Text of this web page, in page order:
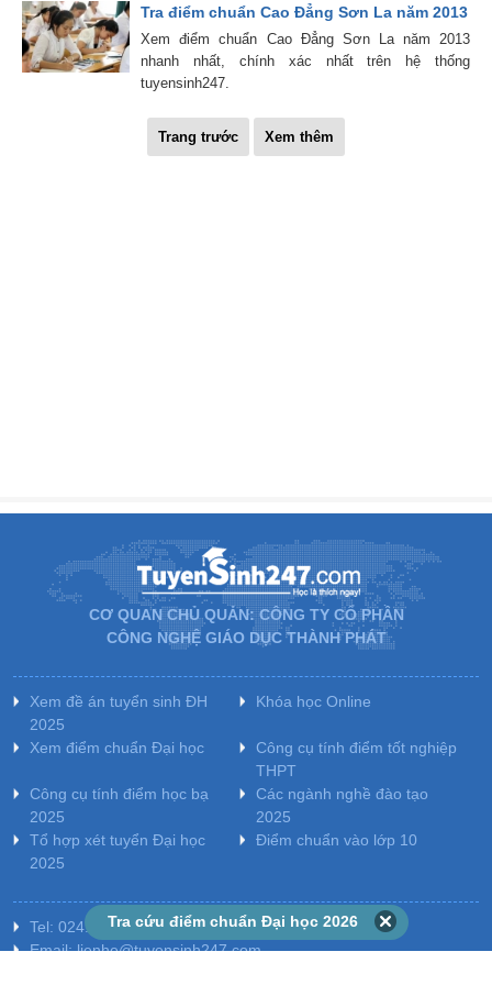
Tra điểm chuẩn Cao Đẳng Sơn La năm 2013
Xem điểm chuẩn Cao Đẳng Sơn La năm 2013
nhanh nhất, chính xác nhất trên hệ thống
tuyensinh247.
Trang trước Xem thêm
CƠ QUAN CHỦ QUẢN: CÔNG TY CỔ PHẦN
CÔNG NGHỆ GIÁO DỤC THÀNH PHÁT
Xem đề án tuyển sinh ĐH
2025
Khóa học Online
Xem điểm chuẩn Đại học
Công cụ tính điểm tốt nghiệp
THPT
Công cụ tính điểm học bạ
2025
Các ngành nghề đào tạo
2025
Tổ hợp xét tuyển Đại học
2025
Điểm chuẩn vào lớp 10
Tel: 024.7300.7989 - Hotline: 1800.6947
Email: lienhe@tuyensinh247.com
Tra cứu điểm chuẩn Đại học 2026